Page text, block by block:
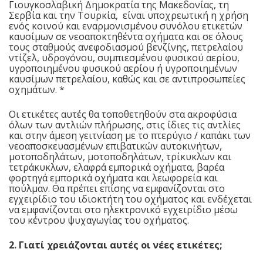
Γιουγκοσλαβική Δημοκρατία της Μακεδονίας, τη
Σερβία και την Τουρκία, είναι υποχρεωτική η χρήση
ενός κοινού και εναρμονισμένου συνόλου ετικετών
καυσίμων σε νεοαποκτηθέντα οχήματα και σε όλους
τους σταθμούς ανεφοδιασμού βενζίνης, πετρελαίου
ντίζελ, υδρογόνου, συμπιεσμένου φυσικού αερίου,
υγροποιημένου φυσικού αερίου ή υγροποιημένων
καυσίμων πετρελαίου, καθώς και σε αντιπροσωπείες
οχημάτων. *
Οι ετικέτες αυτές θα τοποθετηθούν στα ακροφύσια
όλων των αντλιών πλήρωσης, στις ίδιες τις αντλίες
και στην άμεση γειτνίαση με το πτερύγιο / καπάκι των
νεοαποσκευασμένων επιβατικών αυτοκινήτων,
μοτοποδηλάτων, μοτοποδηλάτων, τρίκυκλων και
τετράκυκλων, ελαφρά εμπορικά οχήματα, βαρέα
φορτηγά εμπορικά οχήματα και λεωφορεία και
πούλμαν. Θα πρέπει επίσης να εμφανίζονται στο
εγχειρίδιο του ιδιοκτήτη του οχήματος και ενδέχεται
να εμφανίζονται στο ηλεκτρονικό εγχειρίδιο μέσω
του κέντρου ψυχαγωγίας του οχήματος.
2. Γιατί χρειάζονται αυτές οι νέες ετικέτες;